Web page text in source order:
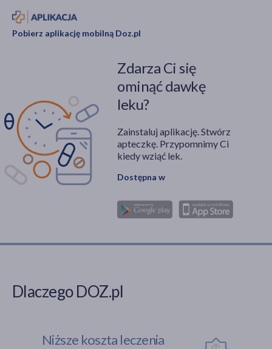
Pobierz aplikację mobilną Doz.pl
Zdarza Ci się
ominąć dawkę
leku?
Zainstaluj aplikację. Stwórz
apteczkę. Przypomnimy Ci
kiedy wziąć lek.
Dostępna w
Dlaczego DOZ.pl
Niższe koszta leczenia